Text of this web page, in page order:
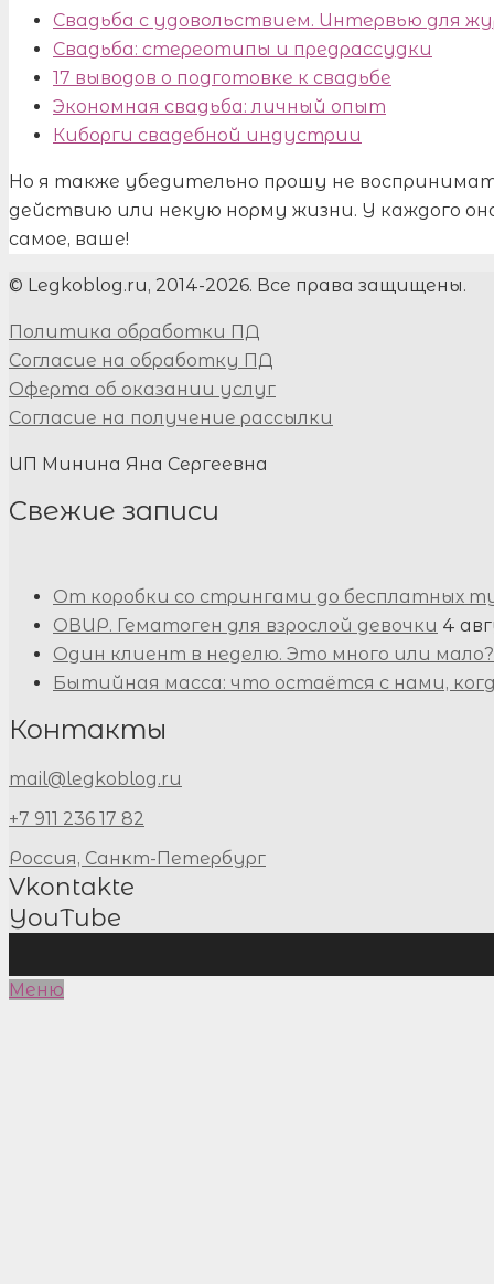
Свадьба с удовольствием. Интервью для
Свадьба: стереотипы и предрассудки
17 выводов о подготовке к свадьбе
Экономная свадьба: личный опыт
Киборги свадебной индустрии
Но я также убедительно прошу не
действию или некую норму жизни. У каждого
самое, ваше!
© Legkoblog.ru, 2014-2026. Все права защищены.
Политика обработки ПД
Согласие на обработку ПД
Оферта об оказании услуг
Согласие на получение рассылки
ИП Минина Яна Сергеевна
Свежие записи
От коробки со стрингами до бесплатных
ОВИР. Гематоген для взрослой девочки 4
Один клиент в неделю. Это много или мало?
Бытийная масса: что остаётся с нами,
Контакты
mail@legkoblog.ru
+7 911 236 17 82
Россия, Санкт-Петербург
Vkontakte
YouTube
Меню